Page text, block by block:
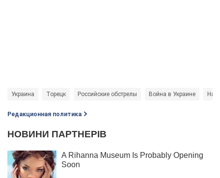
Украина Торецк Российские обстрелы Война в Украине
Редакционная политика